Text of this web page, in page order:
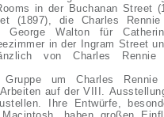
in der Buchanan Street
(1897), die Charles Rennie
George Walton für
in der Ingram Street
von Charles Rennie
um Charles Rennie
auf der VIII.
Ihre Entwürfe,